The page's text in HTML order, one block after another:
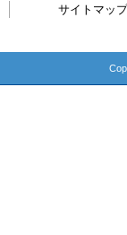
サイトマッ